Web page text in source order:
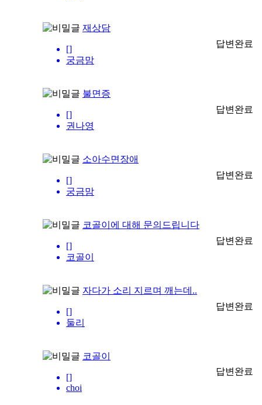
재상담
[]
궁금맘
답변완료
불면증
[]
권나영
답변완료
소아수면장애
[]
궁금맘
답변완료
코골이에 대해 문의드립니다
[]
코골이
답변완료
자다가 소리 지르며 깨는데..
[]
둘리
답변완료
코골이
[]
choi
답변완료